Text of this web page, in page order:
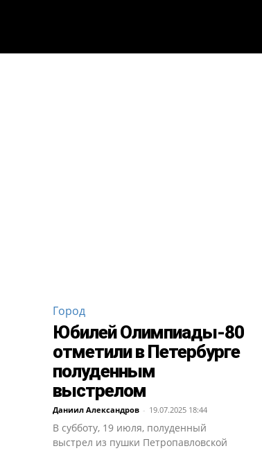
Город
Юбилей Олимпиады-80
отметили в Петербурге
полуденным
выстрелом
Даниил Александров - 19.07.2025 18:44
В субботу, 19 июля, полуденный
выстрел из пушки Петропавловской